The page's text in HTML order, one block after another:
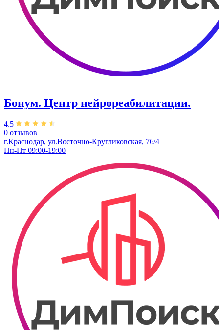
Бонум. Центр нейрореабилитации.
4,5
0 отзывов
г.Краснодар, ул.Восточно-Кругликовская, 76/4
Пн-Пт 09:00-19:00